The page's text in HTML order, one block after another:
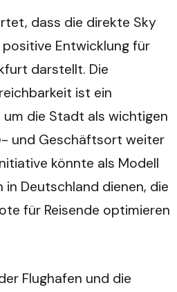
dass die direkte Sky
Entwicklung für
darstellt. Die
ist ein
die Stadt als wichtigen
und Geschäftsort weiter
könnte als Modell
Deutschland dienen, die
für Reisende optimieren
Flughafen und die